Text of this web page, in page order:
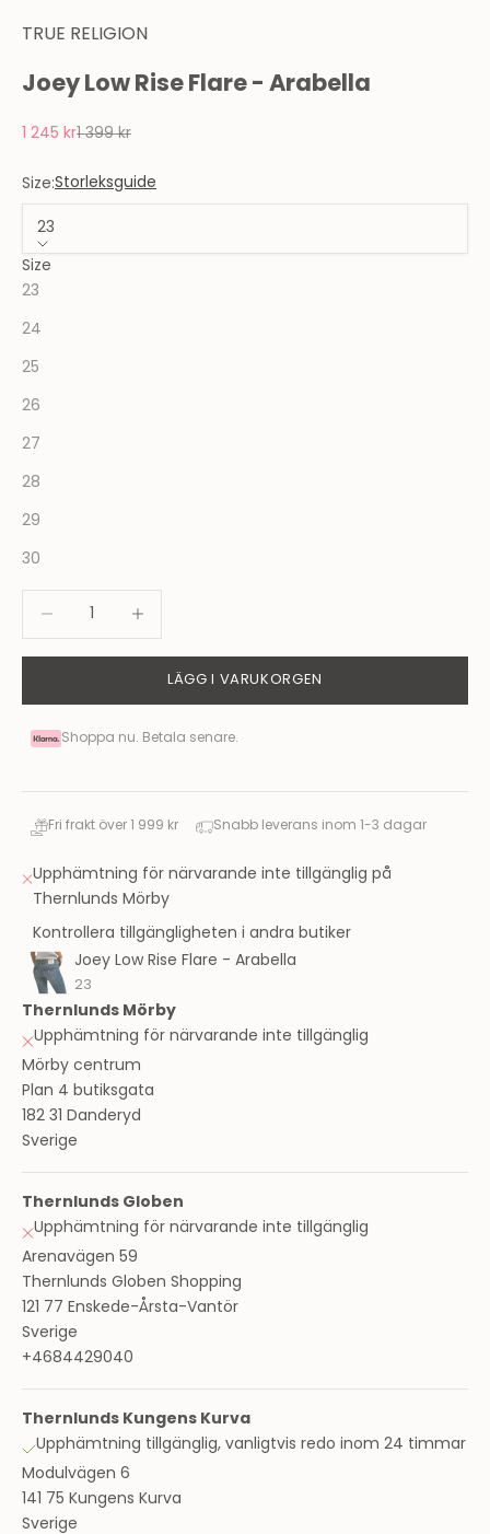
TRUE RELIGION
Joey Low Rise Flare - Arabella
REA-pris
1 245 krPris
1 399 kr
Size:Storleksguide
23
Size
23
24
25
26
27
28
29
30
LÄGG I VARUKORGEN
Shoppa nu. Betala senare.
Fri frakt över 1 999 kr Snabb leverans inom 1-3 dagar
Upphämtning för närvarande inte tillgänglig på
Thernlunds Mörby
Kontrollera tillgängligheten i andra butiker
Joey Low Rise Flare - Arabella
23
Thernlunds Mörby
Upphämtning för närvarande inte tillgänglig
Mörby centrum
Plan 4 butiksgata
182 31 Danderyd
Sverige
Thernlunds Globen
Upphämtning för närvarande inte tillgänglig
Arenavägen 59
Thernlunds Globen Shopping
121 77 Enskede-Årsta-Vantör
Sverige
+4684429040
Thernlunds Kungens Kurva
Upphämtning tillgänglig, vanligtvis redo inom 24 timmar
Modulvägen 6
141 75 Kungens Kurva
Sverige